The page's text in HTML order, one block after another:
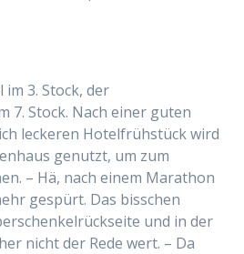
3. Stock, der
7. Stock. Nach einer guten
leckeren Hotelfrühstück wird
genutzt, um zum
– Hä, nach einem Marathon
gespürt. Das bisschen
und in der
nicht der Rede wert. – Da